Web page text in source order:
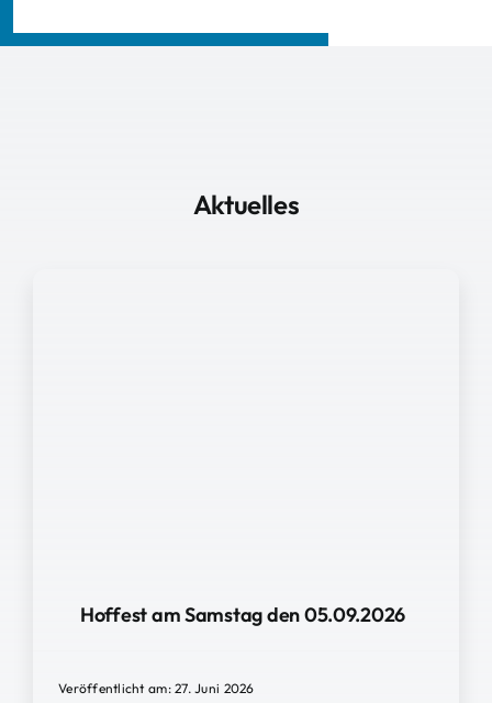
Aktuelles
Hoffest am Samstag den 05.09.2026
Veröffentlicht am: 27. Juni 2026